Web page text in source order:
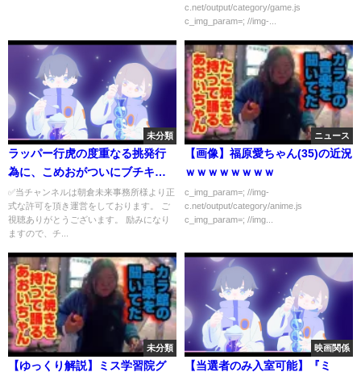
c.net/output/category/game.js
c_img_param=; //img-...
未分類
ラッパー行虎の度重なる挑発行
為に、こめおがついにブチキレ
る【朝倉未来切り抜き ブレイキ
ングダウン】
✅当チャンネルは朝倉未来事務所様より正
式な許可を頂き運営をしております。 ご
視聴ありがとうございます。 励みになり
ますので、チ...
ニュース
【画像】福原愛ちゃん(35)の近況
ｗｗｗｗｗｗｗｗ
c_img_param=; //img-
c.net/output/category/anime.js
c_img_param=; //img...
未分類
【ゆっくり解説】ミス学習院グ
映画関係
【当選者のみ入室可能】『ミ